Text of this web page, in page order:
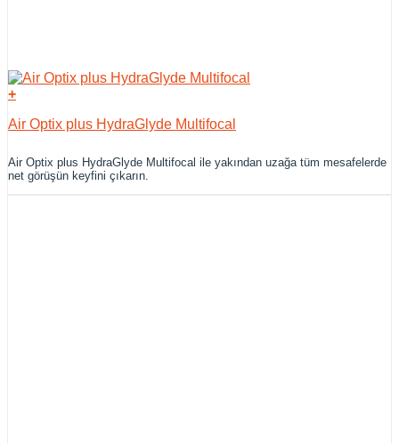
+
Air Optix plus HydraGlyde Multifocal
Air Optix plus HydraGlyde Multifocal ile yakından uzağa tüm mesafelerde
net görüşün keyfini çıkarın.